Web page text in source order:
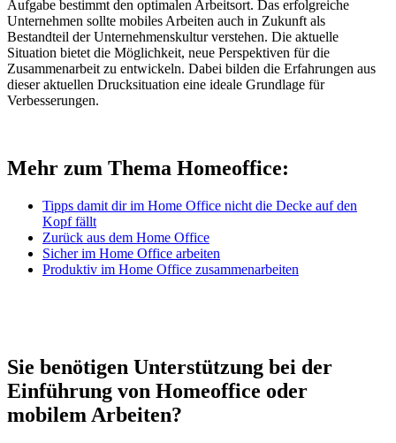
Aufgabe bestimmt den optimalen Arbeitsort. Das erfolgreiche
Unternehmen sollte mobiles Arbeiten auch in Zukunft als
Bestandteil der Unternehmenskultur verstehen. Die aktuelle
Situation bietet die Möglichkeit, neue Perspektiven für die
Zusammenarbeit zu entwickeln. Dabei bilden die Erfahrungen aus
dieser aktuellen Drucksituation eine ideale Grundlage für
Verbesserungen.
Mehr zum Thema Homeoffice:
Tipps damit dir im Home Office nicht die Decke auf den
Kopf fällt
Zurück aus dem Home Office
Sicher im Home Office arbeiten
Produktiv im Home Office zusammenarbeiten
Sie benötigen Unterstützung bei der
Einführung von Homeoffice oder
mobilem Arbeiten?